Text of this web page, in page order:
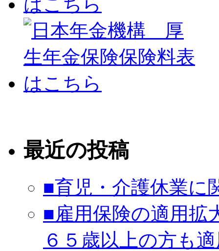
最近の投稿
■育児・介護休業に
■雇用保険の適用拡
６５歳以上の方も